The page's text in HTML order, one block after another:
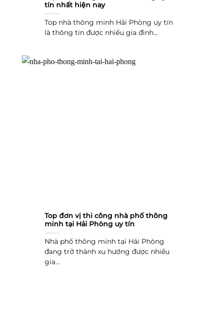
tín nhất hiện nay
Top nhà thông minh Hải Phòng uy tín
là thông tin được nhiều gia đình...
Top đơn vị thi công nhà phố thông
minh tại Hải Phòng uy tín
Nhà phố thông minh tại Hải Phòng
đang trở thành xu hướng được nhiều
gia...